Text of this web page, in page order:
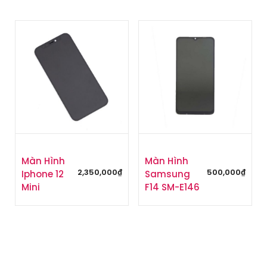
Màn Hình
Iphone 12
Mini
2,350,000₫
Màn Hình
Samsung
F14 SM-E146
500,000₫